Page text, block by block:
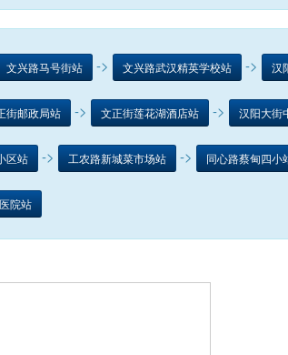
文兴路马号街站 -> 文兴路武汉精英学校站 -> 汉
街邮政局站 -> 文正街莲花湖酒店站 -> 汉阳大街
区站 -> 工农路新城菜市场站 -> 同心路蔡甸四小
院站